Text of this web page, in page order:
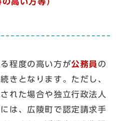
程度の高い方が公務員 の
きとなります。ただし、
れた場合や独立行政法人
は、広陵町で認定請求手